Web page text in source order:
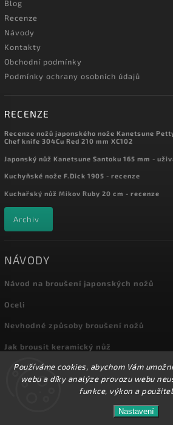
Používáme cookies, abychom Vám
webu a díky analýze provozu webu
funkce, výkon a
Nastavení
Přes 8000 nožů a dalšího příslušenství
Blog
Recenze
Návody
Kontakty
Obchodní podmínky
Podmínky ochrany osobních údajů
RECENZE
Recenze nožů japonského nože Kanetsune
Chef knife 304Cu Red 210 mm XC102
Japonský nůž Kanetsune Santoku 165 mm -
Kuchyňské nože F.Dick 1905 - recenze
Kuchařský nůž Mikov Ruby 20 cm - recenze
Archiv
NÁVODY
Návod na broušení japonských nožů
Oceli
Nevhodné způsoby broušení nožů
Jak brousit keramický nůž
Archiv
Kuchyňské nože.